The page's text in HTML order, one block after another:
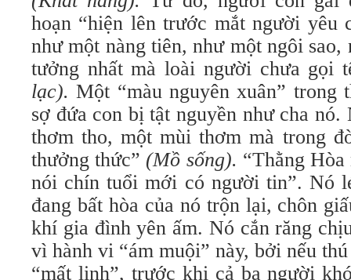
hoạn “hiện lên trước mắt người yêu
như một nàng tiên, như một ngôi
tưởng nhất mà loài người chưa gọi
lạc). Một “màu nguyên xuân” trong
sợ đứa con bị tật nguyền như cha nó.
thơm tho, một mùi thơm mà trong
thưởng thức” (Mồ sống). “Thằng
nói chín tuổi mới có người tin”. Nó
đang bất hòa của nó trộn lại, chôn
khí gia đình yên ấm. Nó cắn răng
vì hành vi “ám muội” này, bởi nếu
“mất linh”, trước khi cả ba người